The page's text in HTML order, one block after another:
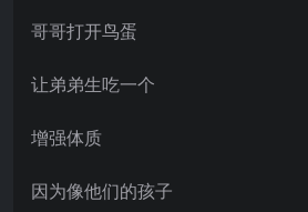
哥哥打开鸟蛋
让弟弟生吃一个
增强体质
因为像他们的孩子